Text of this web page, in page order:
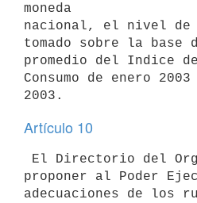
moneda
nacional, el nivel de
tomado sobre la base
promedio del Indice
Consumo de enero
Artículo 10
proponer al Poder
adecuaciones de los